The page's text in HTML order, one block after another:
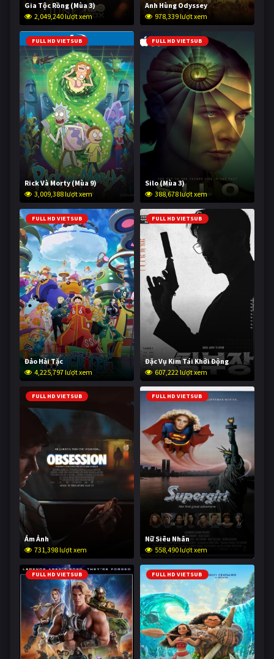
Gia Tộc Rồng (Mùa 3)
2,049,240 lượt xem
Anh Hùng Odyssey
978,339 lượt xem
FULL HD VIETSUB
Rick Và Morty (Mùa 9)
3,009,388 lượt xem
FULL HD VIETSUB
Silo (Mùa 3)
388,678 lượt xem
FULL HD VIETSUB
Đảo Hải Tặc
4,225,797 lượt xem
FULL HD VIETSUB
Đặc Vụ Kim Tái Khởi Động
607,222 lượt xem
FULL HD VIETSUB
Ám Ảnh
731,398 lượt xem
FULL HD VIETSUB
Nữ Siêu Nhân
558,490 lượt xem
FULL HD VIETSUB FULL HD VIETSUB